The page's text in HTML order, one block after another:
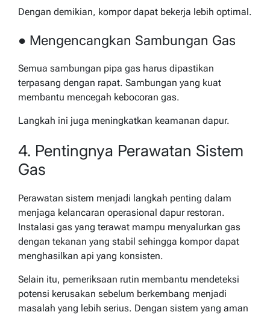
Dengan demikian, kompor dapat bekerja lebih optimal.
● Mengencangkan Sambungan Gas
Semua sambungan pipa gas harus dipastikan
terpasang dengan rapat. Sambungan yang kuat
membantu mencegah kebocoran gas.
Langkah ini juga meningkatkan keamanan dapur.
4. Pentingnya Perawatan Sistem
Gas
Perawatan sistem menjadi langkah penting dalam
menjaga kelancaran operasional dapur restoran.
Instalasi gas yang terawat mampu menyalurkan gas
dengan tekanan yang stabil sehingga kompor dapat
menghasilkan api yang konsisten.
Selain itu, pemeriksaan rutin membantu mendeteksi
potensi kerusakan sebelum berkembang menjadi
masalah yang lebih serius. Dengan sistem yang aman